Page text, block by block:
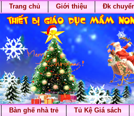
Trang chủ Giới thiệu Đk
Bàn ghế nhà trẻ Tủ Kệ Giá sách